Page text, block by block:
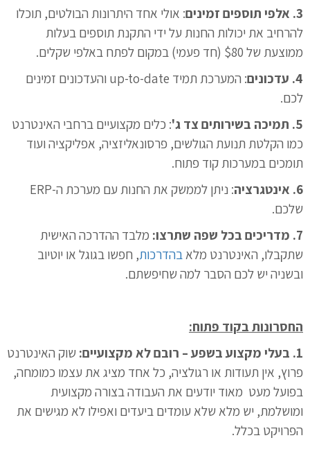
3. אלפי תוספים זמינים
: אולי אחד היתרונות הבולטים, תוכלו
להרחיב את יכולות החנות על ידי התקנת תוספים בעלות
ממוצעת של $80 (חד פעמי) במקום לפתח באלפי שקלים.
4. עדכונים
: המערכת תמיד up-to-date והעדכונים זמינים
לכם.
5. תמיכה בשירותים צד ג'
: כלים מקצועיים ברחבי האינטרנט
כמו הקלטת תנועת הגולשים, פרסונאליזציה, אפליקציה ועוד
תומכים במערכות קוד פתוח.
6. אינטגרציה
: ניתן לממשק את החנות עם מערכת ה-ERP
שלכם.
7. מדריכים בכל שפה שתרצו: מלבד ההדרכה האישית
שתקבלו, האינטרנט מלאבהדרכות, חפשו בגוגל או יוטיוב
ובשניה יש לכם הסבר למה שחיפשתם.
החסרונות בקוד פתוח:
1. בעלי מקצוע בשפע – רובם לא מקצועיים:
שוק האינטרנט
פרוץ, אין תעודות או רגולציה, כל אחד מציג את עצמו כמומחה,
בפועל מעט מאוד יודעים את העבודה בצורה מקצועית
ומושלמת, יש מלא שלא עומדים ביעדים ואפילו לא מגישים את
הפרויקט בכלל.